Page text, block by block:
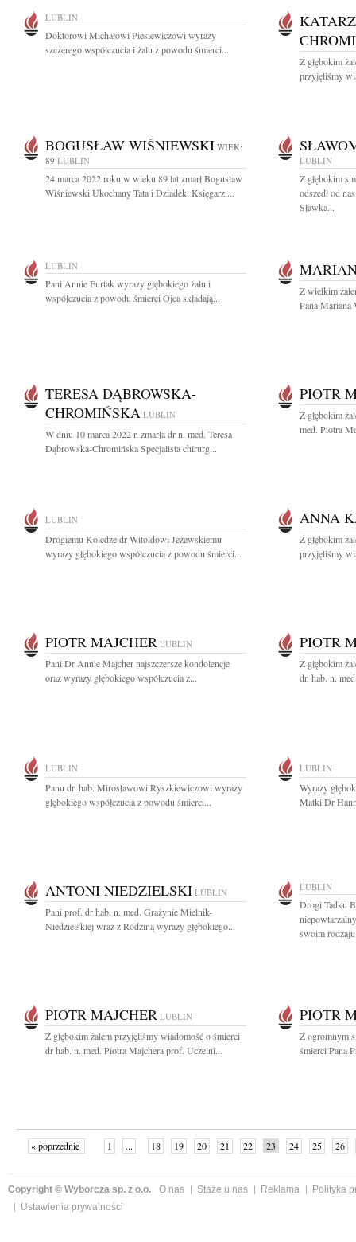
LUBLIN
Doktorowi Michałowi Piesiewiczowi wyrazy
szczerego współczucia i żalu z powodu śmierci...
Z głębokim
przyjęliśmy
BOGUSŁAW WIŚNIEWSKI WIEK:
89 LUBLIN
24 marca 2022 roku w wieku 89 lat zmarł Bogusław
Wiśniewski Ukochany Tata i Dziadek. Księgarz....
LUBLIN
Z głębokim
odszedł od
Sławka...
LUBLIN
Pani Annie Furtak wyrazy głębokiego żalu i
współczucia z powodu śmierci Ojca składają...
Z wielkim
Pana Mariana
TERESA DĄBROWSKA-
CHROMIŃSKA LUBLIN
W dniu 10 marca 2022 r. zmarła dr n. med. Teresa
Dąbrowska-Chromińska Specjalista chirurg...
PIOTR
Z głębokim
med. Piotra
LUBLIN
Drogiemu Koledze dr Witoldowi Jeżewskiemu
wyrazy głębokiego współczucia z powodu śmierci...
ANNA
Z głębokim
przyjęliśmy
PIOTR MAJCHER LUBLIN
Pani Dr Annie Majcher najszczersze kondolencje
oraz wyrazy głębokiego współczucia z...
PIOTR
Z głębokim
dr. hab. n.
LUBLIN
Panu dr. hab. Mirosławowi Ryszkiewiczowi wyrazy
głębokiego współczucia z powodu śmierci...
LUBLIN
Wyrazy
Matki Dr
ANTONI NIEDZIELSKI LUBLIN
Pani prof. dr hab. n. med. Grażynie Mielnik-
Niedzielskiej wraz z Rodziną wyrazy głębokiego...
LUBLIN
Drogi Tadku
swoim
PIOTR MAJCHER LUBLIN
Z głębokim żalem przyjęliśmy wiadomość o śmierci
dr hab. n. med. Piotra Majchera prof. Uczelni...
PIOTR
Z ogromnym
śmierci Pana
« poprzednie 1 ... 18 19 20 21 22 23 24 25
26
Copyright © Wyborcza sp. z o.o. O nas Staże u nas Reklama
Polityka
Ustawienia prywatności